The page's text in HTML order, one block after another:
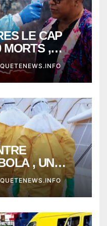
LE CAP
MORTS ,
AVEC
EN
SEMAINE
, UN
SUCCOMBE